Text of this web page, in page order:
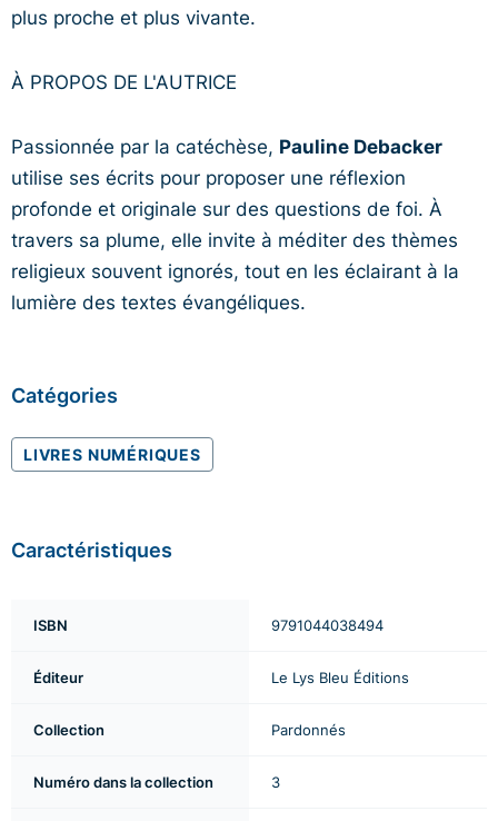
plus proche et plus vivante.
À PROPOS DE L'AUTRICE
Passionnée par la catéchèse, Pauline Debacker
utilise ses écrits pour proposer une réflexion
profonde et originale sur des questions de foi. À
travers sa plume, elle invite à méditer des thèmes
religieux souvent ignorés, tout en les éclairant à la
lumière des textes évangéliques.
Catégories
LIVRES NUMÉRIQUES
Caractéristiques
ISBN 9791044038494
Éditeur Le Lys Bleu Éditions
Collection Pardonnés
Numéro dans la collection 3